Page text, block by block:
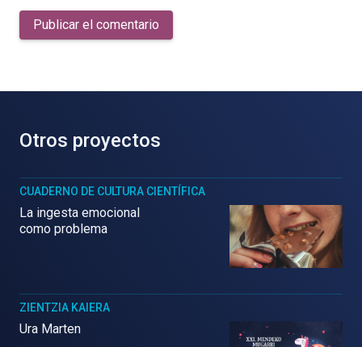
Publicar el comentario
Otros proyectos
CUADERNO DE CULTURA CIENTÍFICA
La ingesta emocional
como problema
ZIENTZIA KAIERA
Ura Marten